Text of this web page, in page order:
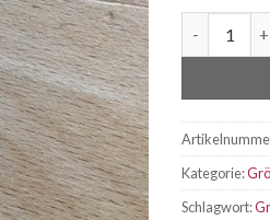
Kategorie:
Schlagwort: